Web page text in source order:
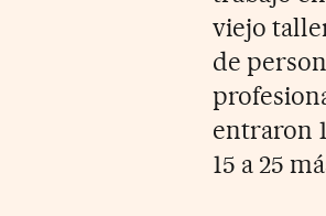
viejo
de
entraron
15 a 25